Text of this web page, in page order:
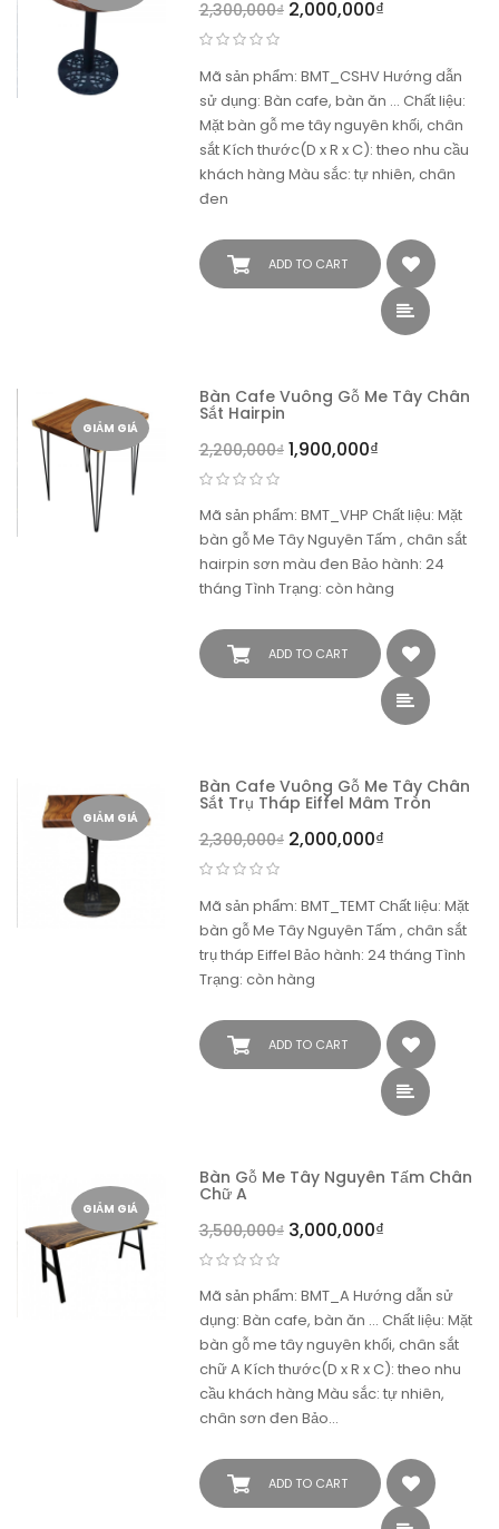
ADD TO CART
2,300,000₫ 2,000,000₫
Mã sản phẩm: BMT_CSHV Hướng dẫn
sử dụng: Bàn cafe, bàn ăn ... Chất liệu:
Mặt bàn gỗ me tây nguyên khối, chân
sắt Kích thước(D x R x C): theo nhu cầu
khách hàng Màu sắc: tự nhiên, chân
đen
GIẢM GIÁ
ADD TO CART
Bàn Cafe Vuông Gỗ Me Tây Chân
Sắt Hairpin
2,200,000₫ 1,900,000₫
Mã sản phẩm: BMT_VHP Chất liệu: Mặt
bàn gỗ Me Tây Nguyên Tấm , chân sắt
hairpin sơn màu đen Bảo hành: 24
tháng Tình Trạng: còn hàng
GIẢM GIÁ
ADD TO CART
Bàn Cafe Vuông Gỗ Me Tây Chân
Sắt Trụ Tháp Eiffel Mâm Tròn
2,300,000₫ 2,000,000₫
Mã sản phẩm: BMT_TEMT Chất liệu: Mặt
bàn gỗ Me Tây Nguyên Tấm , chân sắt
trụ tháp Eiffel Bảo hành: 24 tháng Tình
Trạng: còn hàng
GIẢM GIÁ
ADD TO CART
Bàn Gỗ Me Tây Nguyên Tấm Chân
Chữ A
3,500,000₫ 3,000,000₫
Mã sản phẩm: BMT_A Hướng dẫn sử
dụng: Bàn cafe, bàn ăn ... Chất liệu: Mặt
bàn gỗ me tây nguyên khối, chân sắt
chữ A Kích thước(D x R x C): theo nhu
cầu khách hàng Màu sắc: tự nhiên,
chân sơn đen Bảo…